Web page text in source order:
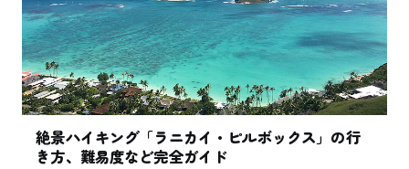
絶景ハイキング「ラニカイ・ピルボックス」の行
き方、難易度など完全ガイド